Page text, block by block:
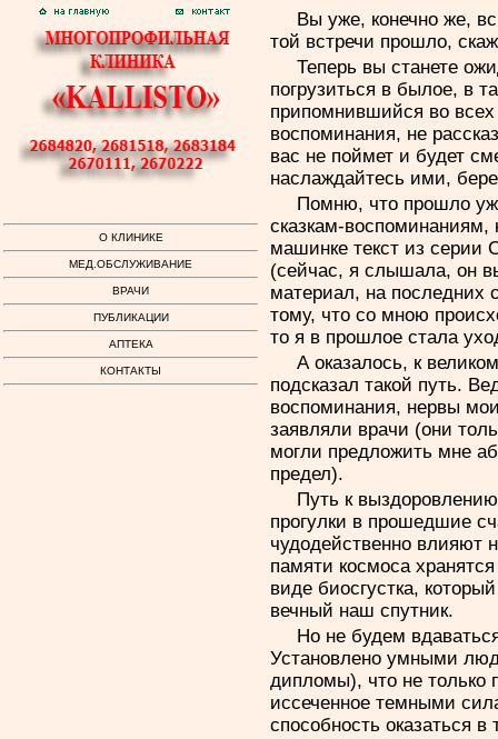
О КЛИНИКЕ
МЕД.ОБСЛУЖИВАНИЕ
ВРАЧИ
ПУБЛИКАЦИИ
АПТЕКА
КОНТАКТЫ
Вы уже, конечно же,
той встречи прошло,
Теперь вы станете
погрузиться в былое, в
припомнившийся во
воспоминания, не
вас не поймет и будет
наслаждайтесь ими,
Помню, что прошло
сказкам-воспоминаниям,
машинке текст из серии
(сейчас, я слышала, он
материал, на последних
тому, что со мною
то я в прошлое стала
А оказалось, к
подсказал такой путь.
воспоминания, нервы
заявляли врачи (они
могли предложить мне
предел).
Путь к
прогулки в прошедшие
чудодейственно влияют
памяти космоса
виде биосгустка,
вечный наш спутник.
Но не будем
Установлено умными
дипломы), что не только
иссеченное темными
способность оказаться